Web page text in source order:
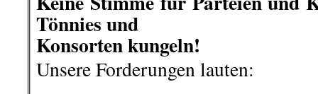
zukunftsfähige
Landwirt*innen!
Dieser Rückblick erhebt